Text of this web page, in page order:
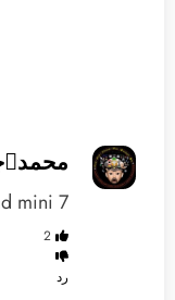
محمدجاسم
mini 7
2
رد